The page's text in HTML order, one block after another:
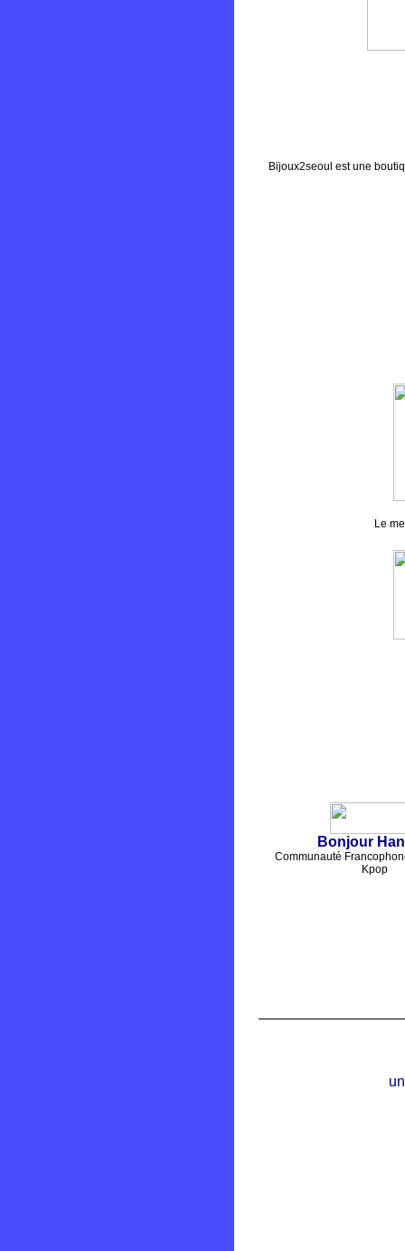
Bijoux2seoul est une
Le
Bonjour
Communauté
Kpop